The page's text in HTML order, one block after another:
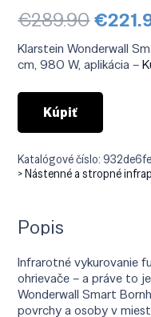
€289.90
cena
bola:
€
Klarstein Wonderwall
cm, 980 W, aplikácia –
Kúpiť
Katalógové číslo:
> Nástenné a stropné
Popis
Infrarotné vykurovanie
ohrievače – a práve to
Wonderwall Smart
povrchy a osoby v